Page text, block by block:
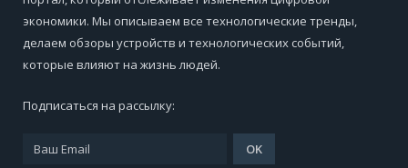
экономики. Мы описываем все технологические тренды,
делаем обзоры устройств и технологических событий,
которые влияют на жизнь людей.
Подписаться на рассылку: